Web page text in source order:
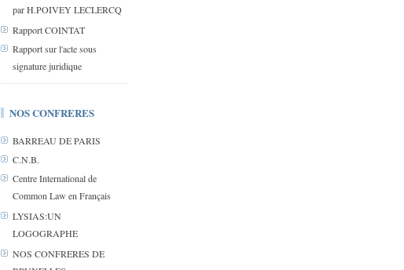
par H.POIVEY LECLERCQ
Rapport COINTAT
Rapport sur l'acte sous
signature juridique
NOS CONFRERES
BARREAU DE PARIS
C.N.B.
Centre International de
Common Law en Français
LYSIAS:UN
LOGOGRAPHE
NOS CONFRERES DE